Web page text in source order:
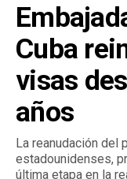
Cuba
visas
años
La reanudación del
estadounidenses,
última etapa en la